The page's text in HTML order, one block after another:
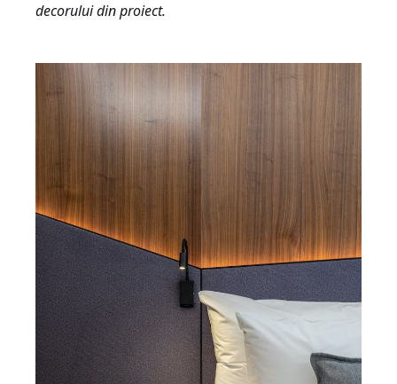
decorului din proiect.